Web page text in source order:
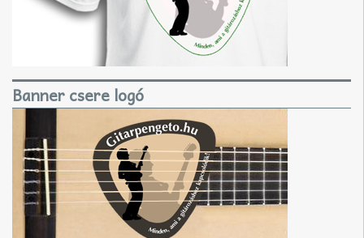
Banner csere logó